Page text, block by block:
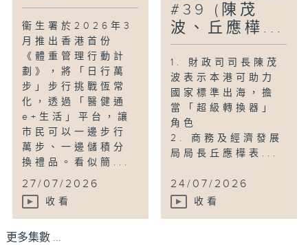
衞生署於2026年3
月推出香港首份
《體重管理行動計
劃》，將「日行萬
步」步行挑戰恆常
化，透過「醫健通
e+生活」平台，讓
市民可以一邊步行
萬步、一邊儲積分
換禮品。看似簡...
27/07/2026
收看
#39 (陳茂
波、丘應樺...
1. 財政司司長陳茂
波表示本港可助力
國家標準出海，擔
當「超級轉換器」
角色
2. 商務及經濟發展
局局長丘應樺表...
24/07/2026
收看
更多集數 ...